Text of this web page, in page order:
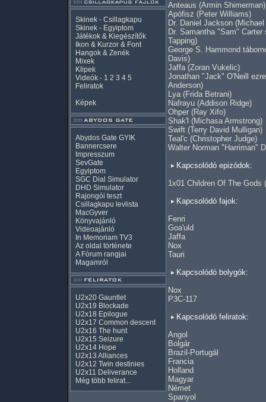
Skinek - Csillagkapu
Skinek - Egyiptom
Játékok & Kiegészítők
Ikon & Kurzor & Font
Hangok & Zenék
Mixek
Klipek
Videók - 1 2 3 4 5
Feliratok
Képek
Abydos Gate GYIK
Bannercsere
Impresszum
SevGate
Egyiptom
SGC Dial Simulator
DHD Simulator
Rajongói teszt
Csillagkapu levlista
MacGyver
Könyvajánló
Videoajánló
In Memoriam TV3
Az oldal története
A Fórum rangjai
Magamról
U2x20 Gauntlet
U2x19 Blockade
U2x18 Epilogue
U2x17 Common descent
U2x16 The hunt
U2x15 Seizure
U2x14 Hope
U2x13 Alliances
U2x12 Twin destinies
U2x11 Deliverance
Még több felirat...
Anteaus (Armin Shimerman)
Apófisz (Peter Williams)
Dr. Daniel Jackson
Dr. Samantha "Sam"
Tapping)
George S. Hammond
Davis)
Jaffa (Zoran Vukelic)
Jonathan "Jack" O'Neill
Anderson)
Lya (Frida Betrani)
Nafrayu (Addison Ridge)
Ohper (Ray Xifo)
Shak'l (Michasa Armstrong)
Swift (Terry David Mulligan)
Teal'c (Christopher Judge)
Walter Norman "Harriman"
Kapcsolódó epizódok:
1x01 Children Of The Gods
Kapcsolódó fajok:
Fenri
Goa'uld
Jaffa
Nox
Tauri
Kapcsolódó bolygók:
Nox
P3C-117
Kapcsolódó feliratok:
Angol
Bolgár
Brazil-Portugál
Francia
Holland
Magyar
Német
Spanyol